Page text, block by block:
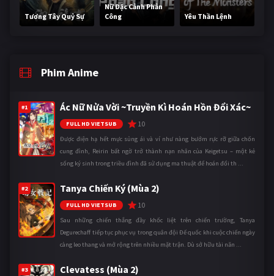
Tương Tây Quỷ Sự
Nữ Đặc Cảnh Phản
Công
Yêu Thần Lệnh
Phim Anime
#1 Ác Nữ Nửa Vời ~Truyền Kì Hoán Hồn Đổi Xác~
FULL HD VIETSUB 10
Được điện hạ hết mực sủng ái và ví như nàng bướm rực rỡ giữa chốn
cung đình, Reirin bất ngờ trở thành nạn nhân của Keigetsu – một kẻ
sống ký sinh trong triều đình đã sử dụng ma thuật để hoán đổi th ...
#2 Tanya Chiến Ký (Mùa 2)
FULL HD VIETSUB 10
Sau những chiến thắng đầy khốc liệt trên chiến trường, Tanya
Degurechaff tiếp tục phục vụ trong quân đội Đế quốc khi cuộc chiến ngày
càng leo thang và mở rộng trên nhiều mặt trận. Dù sở hữu tài năn ...
#3 Clevatess (Mùa 2)